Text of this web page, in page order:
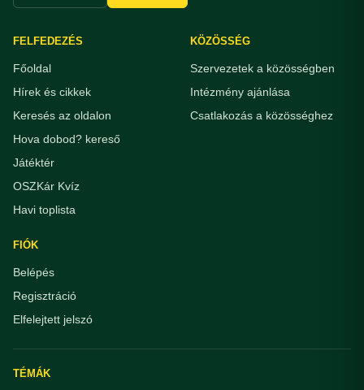
FELFEDEZÉS
Főoldal
Hírek és cikkek
Keresés az oldalon
Hova dobod? kereső
Játéktér
OSZKár Kvíz
Havi toplista
KÖZÖSSÉG
Szervezetek a közösségben
Intézmény ajánlása
Csatlakozás a közösséghez
FIÓK
Belépés
Regisztráció
Elfelejtett jelszó
TÉMÁK